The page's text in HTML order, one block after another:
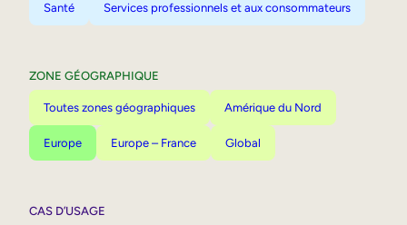
Santé Services professionnels et aux consommateurs
ZONE GÉOGRAPHIQUE
Toutes zones géographiques Amérique du Nord
Europe Europe – France Global
CAS D’USAGE